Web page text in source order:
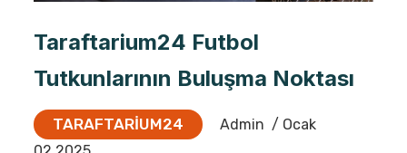
Taraftarium24 Futbol
Tutkunlarının Buluşma Noktası
TARAFTARIUM24 Admin / Ocak